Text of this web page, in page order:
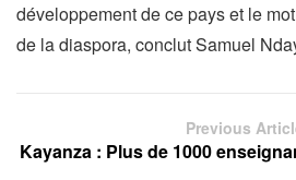
développement de ce pays et le
de la diaspora, conclut Samuel
Previous
Kayanza : Plus de 1000